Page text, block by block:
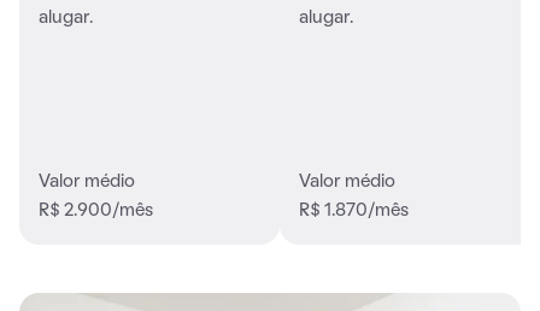
alugar.
Valor médio
R$ 2.900/mês
alugar.
Valor médio
R$ 1.870/mês